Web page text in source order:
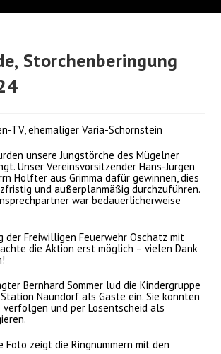
Storchenberingung
TV, ehemaliger Varia-Schornstein
unsere Jungstörche des Mügelner
Unser Vereinsvorsitzender Hans-Jürgen
Holfter aus Grimma dafür gewinnen, dies
und außerplanmäßig durchzuführen.
war bedauerlicherweise
der Freiwilligen Feuerwehr Oschatz mit
die Aktion erst möglich – vielen Dank
Bernhard Sommer lud die Kindergruppe
Naundorf als Gäste ein. Sie konnten
verfolgen und per Losentscheid als
Foto zeigt die Ringnummern mit den